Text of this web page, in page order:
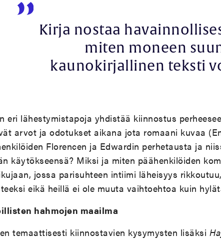
Kirja nostaa
miten moneen
kaunokirjallinen teksti
eri lähestymistapoja yhdistää kiinnostus
arvot ja odotukset aikana jota romaani kuvaa
Florencen ja Edwardin perhetausta ja
käytökseensä? Miksi ja miten päähenkilöiden
jossa parisuhteen intiimi läheisyys
eikä heillä ei ole muuta vaihtoehtoa kuin
hahmojen maailma
temaattisesti kiinnostavien kysymysten lisäksi